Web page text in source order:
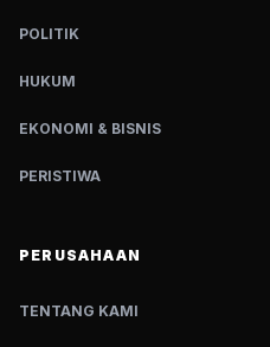
POLITIK
HUKUM
EKONOMI & BISNIS
PERISTIWA
PERUSAHAAN
TENTANG KAMI